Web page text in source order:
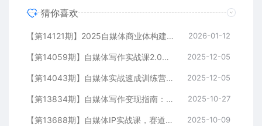
猜你喜欢
【第14121期】2025自媒体商业体构建大课-第5期，流量思维+内容体系+变现闭环，打造个人可持续生意 2026-01-12
【第14059期】自媒体写作实战课2.0，爆款标题、内容结构、IP打造，半年复制30万粉月入10万+ 2025-12-05
【第14043期】自媒体实战速成训练营：建立完整的运营思维，突破内容创作与流量转化瓶颈 2025-12-05
【第13834期】自媒体写作变现指南：选题5法+拆文6步+数据优化，单篇收益2243元秘籍 2025-10-27
【第13688期】自媒体IP实战课，赛道选择、爆款选题、文案写作，半年10万粉+六位数变现 2025-10-09